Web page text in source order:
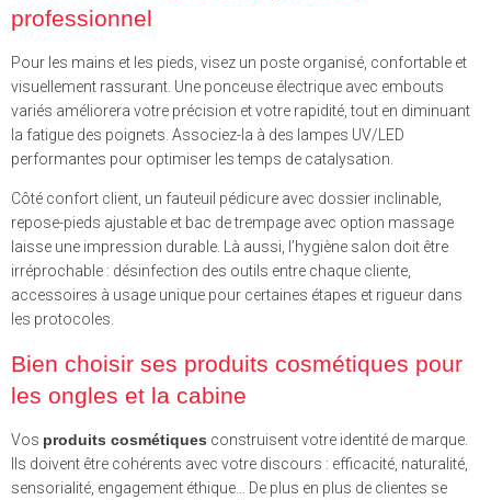
professionnel
Pour les mains et les pieds, visez un poste organisé, confortable et
visuellement rassurant. Une ponceuse électrique avec embouts
variés améliorera votre précision et votre rapidité, tout en diminuant
la fatigue des poignets. Associez-la à des lampes UV/LED
performantes pour optimiser les temps de catalysation.
Côté confort client, un fauteuil pédicure avec dossier inclinable,
repose-pieds ajustable et bac de trempage avec option massage
laisse une impression durable. Là aussi, l’hygiène salon doit être
irréprochable : désinfection des outils entre chaque cliente,
accessoires à usage unique pour certaines étapes et rigueur dans
les protocoles.
Bien choisir ses produits cosmétiques pour
les ongles et la cabine
Vos produits cosmétiques construisent votre identité de marque.
Ils doivent être cohérents avec votre discours : efficacité, naturalité,
sensorialité, engagement éthique… De plus en plus de clientes se